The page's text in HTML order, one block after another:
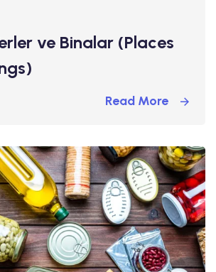
ve Binalar (Places
Read More